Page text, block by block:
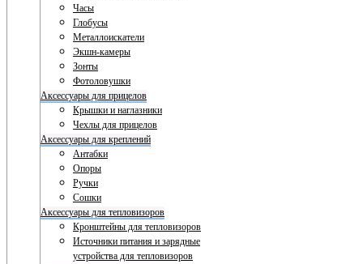
Часы
Глобусы
Металлоискатели
Экшн-камеры
Зонты
Фотоловушки
Аксессуары для прицелов
Крышки и наглазники
Чехлы для прицелов
Аксессуары для креплений
Антабки
Опоры
Ручки
Сошки
Аксессуары для тепловизоров
Кронштейны для тепловизоров
Источники питания и зарядные
устройства для тепловизоров